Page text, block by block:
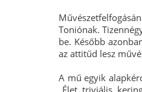
Toniónak.
be. Később
az attitűd lesz
A mű egyik
„Élet triviális